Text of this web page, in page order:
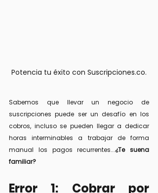
Potencia tu éxito con Suscripciones.co.
Sabemos que llevar un negocio de
suscripciones puede ser un desafío en los
cobros, incluso se pueden llegar a dedicar
horas interminables a trabajar de forma
manual los pagos recurrentes...¿Te suena
familiar?
Error 1: Cobrar por